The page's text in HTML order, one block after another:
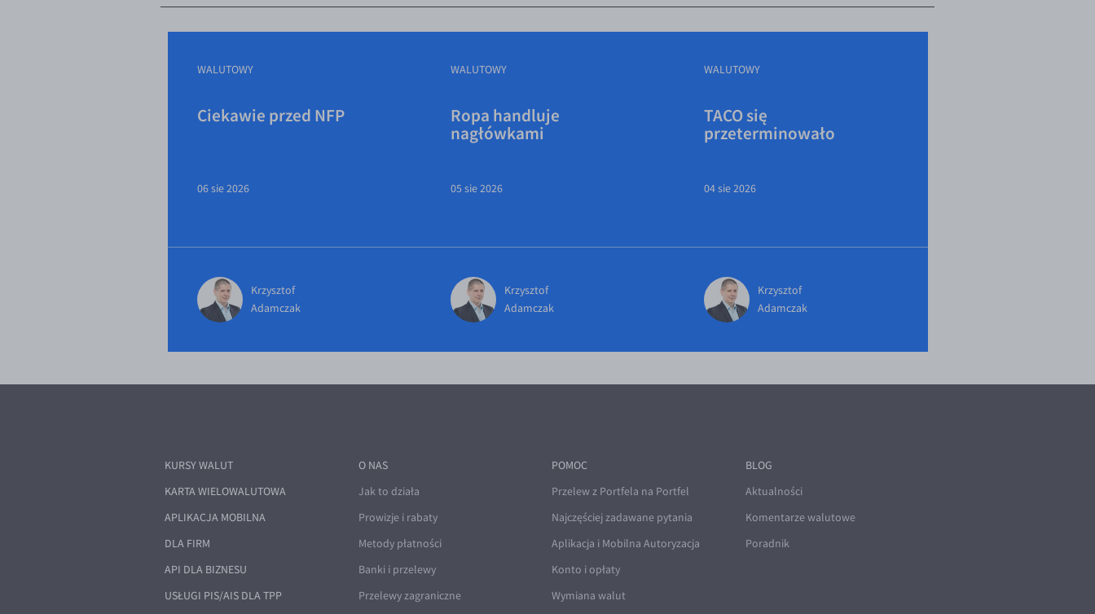
WALUTOWY
Ciekawie przed NFP
06 sie 2026
Krzysztof
Adamczak
WALUTOWY
Ropa handluje
nagłówkami
05 sie 2026
Krzysztof
Adamczak
WALUTOWY
TACO się
przeterminowało
04 sie 2026
Krzysztof
Adamczak
KURSY WALUT
KARTA WIELOWALUTOWA
APLIKACJA MOBILNA
DLA FIRM
API DLA BIZNESU
USŁUGI PIS/AIS DLA TPP
O NAS
Jak to działa
Prowizje i rabaty
Metody płatności
Banki i przelewy
Przelewy zagraniczne
POMOC
Przelew z Portfela na Portfel
Najczęściej zadawane pytania
Aplikacja i Mobilna Autoryzacja
Konto i opłaty
Wymiana walut
BLOG
Aktualności
Komentarze walutowe
Poradnik